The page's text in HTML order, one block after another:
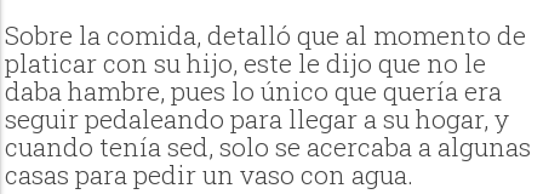
Sobre la comida, detalló que al momento de
platicar con su hijo, este le dijo que no le
daba hambre, pues lo único que quería era
seguir pedaleando para llegar a su hogar, y
cuando tenía sed, solo se acercaba a algunas
casas para pedir un vaso con agua.